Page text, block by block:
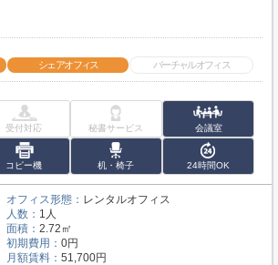
シェアオフィス バーチャルオフィス
受付対応 秘書サービス 会議室
コピー機 机・椅子 24時間OK
オフィス形態： レンタルオフィス
人数： 1人
面積： 2.72㎡
初期費用： 0円
月額賃料： 51,700円